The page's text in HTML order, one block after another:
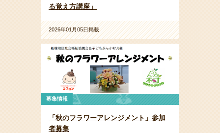
る覚え方講座」
2026年01月05日掲載
募集情報
「秋のフラワーアレンジメント」参加
者募集